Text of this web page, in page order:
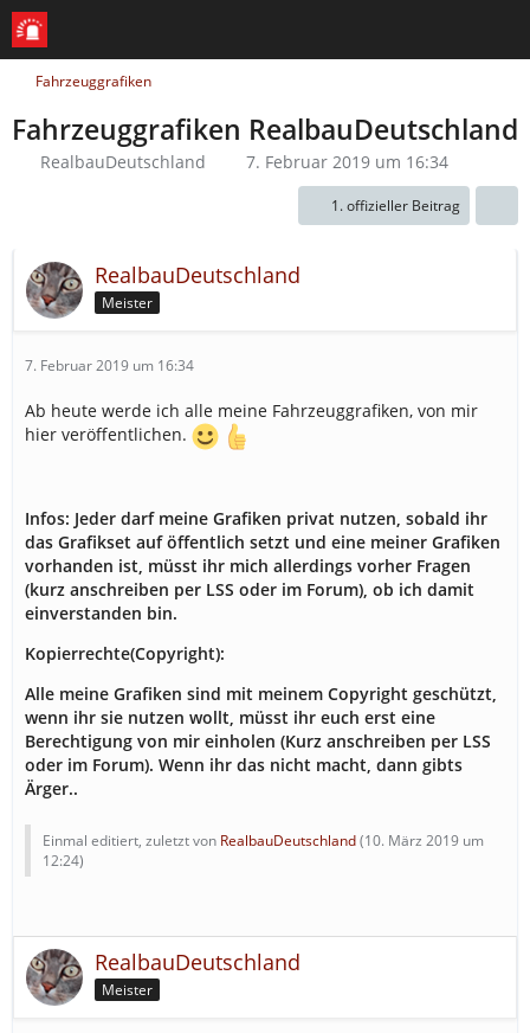
Fahrzeuggrafiken
Fahrzeuggrafiken RealbauDeutschland
RealbauDeutschland 7. Februar 2019 um 16:34
1. offizieller Beitrag
RealbauDeutschland
Meister
7. Februar 2019 um 16:34
Ab heute werde ich alle meine Fahrzeuggrafiken, von mir
hier veröffentlichen.
Infos: Jeder darf meine Grafiken privat nutzen, sobald ihr
das Grafikset auf öffentlich setzt und eine meiner Grafiken
vorhanden ist, müsst ihr mich allerdings vorher Fragen
(kurz anschreiben per LSS oder im Forum), ob ich damit
einverstanden bin.
Kopierrechte(Copyright):
Alle meine Grafiken sind mit meinem Copyright geschützt,
wenn ihr sie nutzen wollt, müsst ihr euch erst eine
Berechtigung von mir einholen (Kurz anschreiben per LSS
oder im Forum). Wenn ihr das nicht macht, dann gibts
Ärger..
Einmal editiert, zuletzt von RealbauDeutschland(10. März 2019 um
12:24)
RealbauDeutschland
Meister